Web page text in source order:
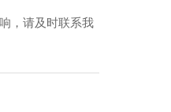
，请及时联系我